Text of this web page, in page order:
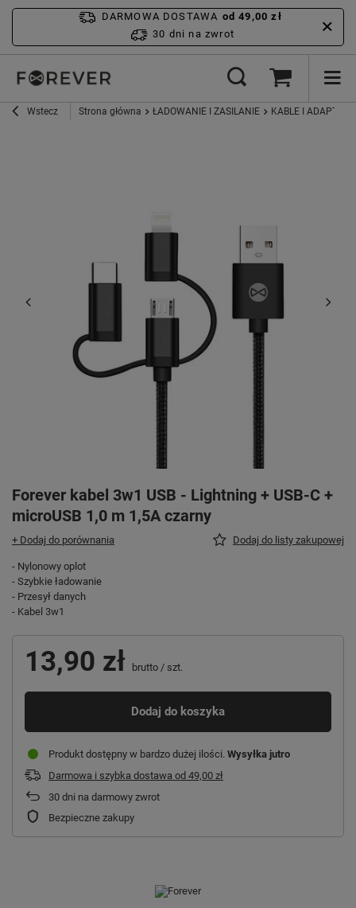
DARMOWA DOSTAWA od 49,00 zł
30 dni na zwrot
Wstecz Strona główna ŁADOWANIE I ZASILANIE KABLE I ADAPTERY
Forever kabel 3w1 USB - Lightning + USB-C +
microUSB 1,0 m 1,5A czarny
+ Dodaj do porównania Dodaj do listy zakupowej
- Nylonowy oplot
- Szybkie ładowanie
- Przesył danych
- Kabel 3w1
13,90 zł brutto / szt.
Dodaj do koszyka
Produkt dostępny w bardzo dużej ilości Wysyłka jutro
Darmowa i szybka dostawa od 49,00 zł
30 dni na darmowy zwrot
Bezpieczne zakupy